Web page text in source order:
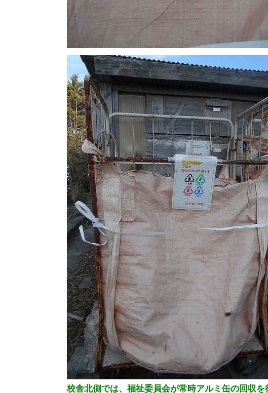
校舎北側では、福祉委員会が常時アルミ缶の回収